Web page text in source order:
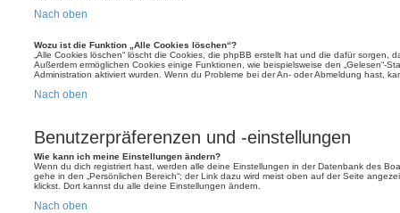
Nach oben
Wozu ist die Funktion „Alle Cookies löschen“?
„Alle Cookies löschen“ löscht die Cookies, die phpBB erstellt hat und die dafür sorgen,
Außerdem ermöglichen Cookies einige Funktionen, wie beispielsweise den „Gelesen“-
Administration aktiviert wurden. Wenn du Probleme bei der An- oder Abmeldung hast,
Nach oben
Benutzerpräferenzen und -einstellungen
Wie kann ich meine Einstellungen ändern?
Wenn du dich registriert hast, werden alle deine Einstellungen in der Datenbank des
gehe in den „Persönlichen Bereich“; der Link dazu wird meist oben auf der Seite
klickst. Dort kannst du alle deine Einstellungen ändern.
Nach oben